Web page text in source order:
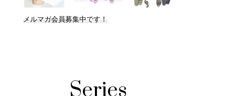
メルマガ会員募集中です！
Series